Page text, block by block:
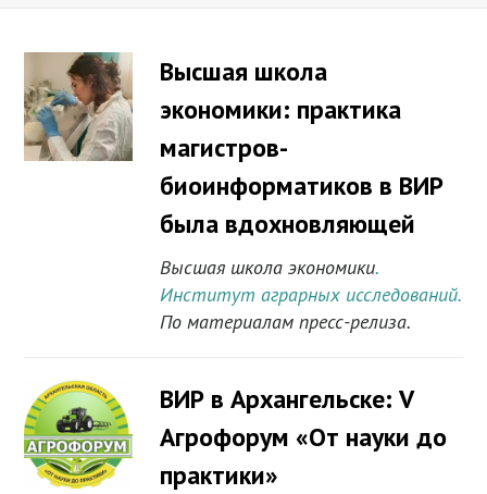
Высшая школа
экономики: практика
магистров-
биоинформатиков в ВИР
была вдохновляющей
Высшая школа экономики.
Институт аграрных исследований.
По материалам пресс-релиза.
ВИР в Архангельске: V
Агрофорум «От науки до
практики»